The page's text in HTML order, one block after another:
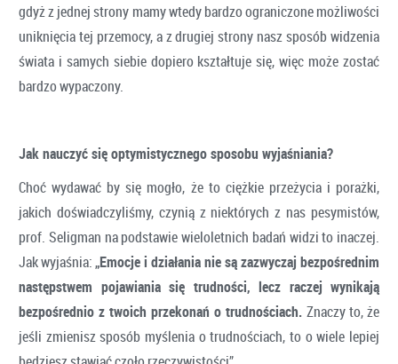
gdyż z jednej strony mamy wtedy bardzo ograniczone możliwości
uniknięcia tej przemocy, a z drugiej strony nasz sposób widzenia
świata i samych siebie dopiero kształtuje się, więc może zostać
bardzo wypaczony.
Jak nauczyć się optymistycznego sposobu wyjaśniania?
Choć wydawać by się mogło, że to ciężkie przeżycia i porażki,
jakich doświadczyliśmy, czynią z niektórych z nas pesymistów,
prof. Seligman na podstawie wieloletnich badań widzi to inaczej.
Jak wyjaśnia:„Emocje i działania nie są zazwyczaj bezpośrednim
następstwem pojawiania się trudności, lecz raczej wynikają
bezpośrednio z twoich przekonań o trudnościach. Znaczy to, że
jeśli zmienisz sposób myślenia o trudnościach, to o wiele lepiej